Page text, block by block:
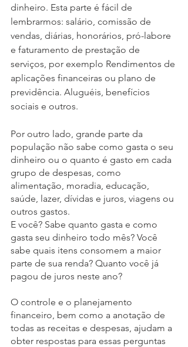
dinheiro. Esta parte é fácil de
lembrarmos: salário, comissão de
vendas, diárias, honorários, pró-labore
e faturamento de prestação de
serviços, por exemplo Rendimentos de
aplicações financeiras ou plano de
previdência. Aluguéis, benefícios
sociais e outros.
Por outro lado, grande parte da
população não sabe como gasta o seu
dinheiro ou o quanto é gasto em cada
grupo de despesas, como
alimentação, moradia, educação,
saúde, lazer, dívidas e juros, viagens ou
outros gastos.
E você? Sabe quanto gasta e como
gasta seu dinheiro todo mês? Você
sabe quais itens consomem a maior
parte de sua renda? Quanto você já
pagou de juros neste ano?
O controle e o planejamento
financeiro, bem como a anotação de
todas as receitas e despesas, ajudam a
obter respostas para essas perguntas